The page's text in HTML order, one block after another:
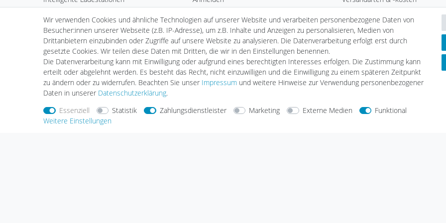
Mobile Ladestationen
Ladekabel
plenti Solar
Zubehör
Installation
Warenkorb
Kasse
Wunschliste
Händleranfrage
Umwelt & Entsorgung
Auszeichnungen
Elektrofahrzeug-Liste
Wallbox24 Katalog
E-CHECK E-Mobilität Installation
Wallbox Serviceprotokoll
Solar Serviceprotokoll
Nehmen SieKontaktmit uns auf
Wir verwenden Cookies und ähnliche Technologien auf unserer Website und verarbeiten personenbezogene Daten von
Besucher:innen unserer Webseite (z.B. IP-Adresse), um z.B. Inhalte und Anzeigen zu personalisieren, Medien von
Drittanbietern einzubinden oder Zugriffe auf unsere Website zu analysieren. Die Datenverarbeitung erfolgt erst durch
gesetzte Cookies. Wir teilen diese Daten mit Dritten, die wir in den Einstellungen benennen.
Die Datenverarbeitung kann mit Einwilligung oder aufgrund eines berechtigten Interesses erfolgen. Die Zustimmung kann
erteilt oder abgelehnt werden. Es besteht das Recht, nicht einzuwilligen und die Einwilligung zu einem späteren Zeitpunkt
zu ändern oder zu widerrufen. Beachten Sie unser Impressum und weitere Hinweise zur Verwendung personenbezogener
Daten in unserer Daten­schutz­erklärung.
Essenziell
Statistik Zahlungsdienstleister Marketing Externe Medien
Funktional
Weitere Einstellungen